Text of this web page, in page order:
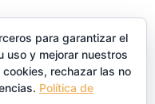
para publicar un
para garantizar el
uso y mejorar nuestros
rechazar las no
Política de